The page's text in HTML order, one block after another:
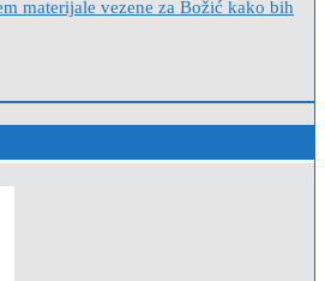
materijale vezene za Božić kako bih